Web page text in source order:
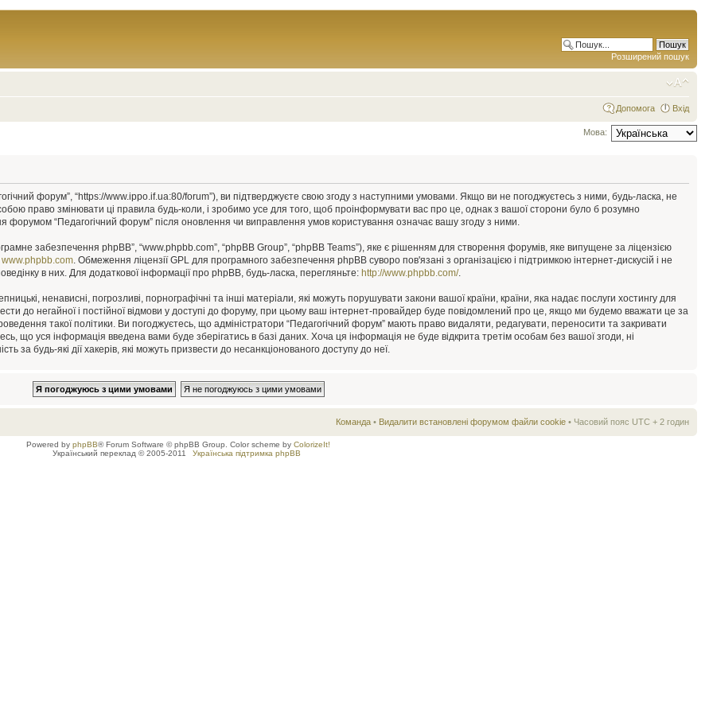
Розширений пошук
Допомога Вхід
Мова:
форум”, “https://www.ippo.if.ua:80/forum”), ви підтверджуєте свою згоду з наступними умовами. Якщо ви не погоджуєтесь з ними, будь-ласка, не
право змінювати ці правила будь-коли, і зробимо усе для того, щоб проінформувати вас про це, однак з вашої сторони було б розумно
форумом “Педагогічний форум” після оновлення чи виправлення умов користування означає вашу згоду з ними.
забезпечення phpBB”, “www.phpbb.com”, “phpBB Group”, “phpBB Teams”), яке є рішенням для створення форумів, яке випущене за ліцензією
www.phpbb.com . Обмеження ліцензії GPL для програмного забезпечення phpBB суворо пов'язані з організацією і підтримкою інтернет-дискусій і не
в них. Для додаткової інформації про phpBB, будь-ласка, перегляньте: http://www.phpbb.com/.
ненависні, погрозливі, порнографічні та інші матеріали, які можуть порушувати закони вашої країни, країни, яка надає послуги хостингу для
до негайної і постійної відмови у доступі до форуму, при цьому ваш інтернет-провайдер буде повідомлений про це, якщо ми будемо вважати це за
такої політики. Ви погоджуєтесь, що адміністратори “Педагогічний форум” мають право видаляти, редагувати, переносити та закривати
що уся інформація введена вами буде зберігатись в базі даних. Хоча ця інформація не буде відкрита третім особам без вашої згоди, ні
за будь-які дії хакерів, які можуть призвести до несанкціонованого доступу до неї.
Команда • Видалити встановлені форумом файли cookie • Часовий пояс UTC + 2 годин
Powered by phpBB® Forum Software © phpBB Group. Color scheme by ColorizeIt!
Український переклад © 2005-2011
Українська підтримка phpBB